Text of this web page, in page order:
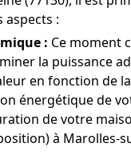
:
: Ce moment
la puissance
en fonction de la
énergétique de
de votre
à Marolles-